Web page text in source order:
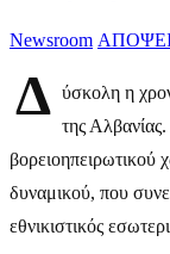
Newsroom
Δ ύσκολη η
της
δυναμικού, που
εθνικιστικός